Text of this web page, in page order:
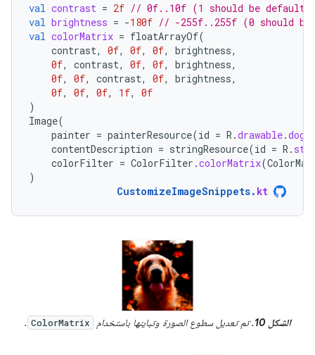
val contrast = 2f // 0f..10f (1 should be default)
val brightness = -180f // -255f..255f (0 should
val colorMatrix = floatArrayOf(
contrast, 0f, 0f, 0f, brightness,
0f, contrast, 0f, 0f, brightness,
0f, 0f, contrast, 0f, brightness,
0f, 0f, 0f, 1f,
0f
)
Image(
painter = painterResource(id = R .drawable.dog
contentDescription = stringResource(id = R .
colorFilter = ColorFilter .colorMatrix(
)
CustomizeImageSnippets. kt
الشكل 10 . تم تعديل سطوع الصورة وتباينها باستخدام ColorMatrix
.